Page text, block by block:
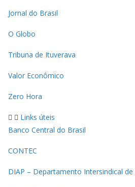
Jornal do Brasil
O Globo
Tribuna de Ituverava
Valor Econômico
Zero Hora
Links úteis
Banco Central do Brasil
CONTEC
DIAP – Departamento Intersindical